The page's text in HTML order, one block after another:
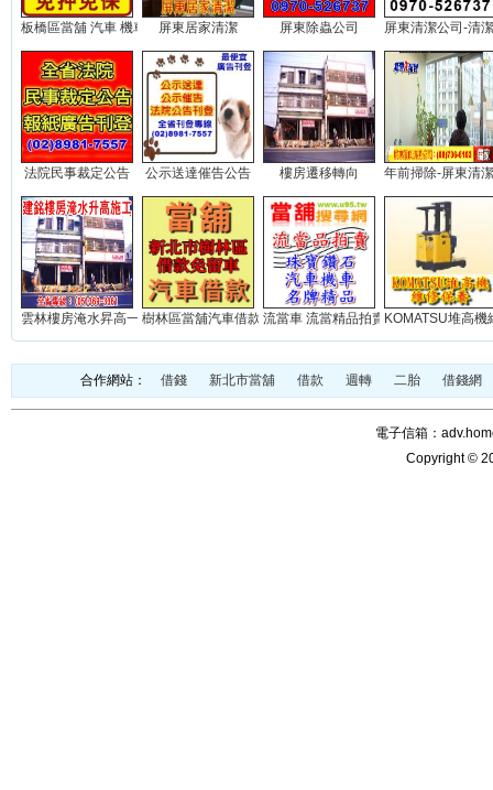
板橋區當舖 汽車 機車 借款...屏東居家清潔 屏東除蟲公司 屏東清潔公司-清
法院民事裁定公告 公示送達催告公告 樓房遷移轉向 年前掃除-屏東清
雲林樓房淹水昇高一米(實積)...樹林區當舖汽車借款免留車...流當車 流當精品拍賣網站...KOMATSU堆高機
合作網站： 借錢 新北市當舖 借款 週轉 二胎 借錢網
電子信箱：
Copyright ©